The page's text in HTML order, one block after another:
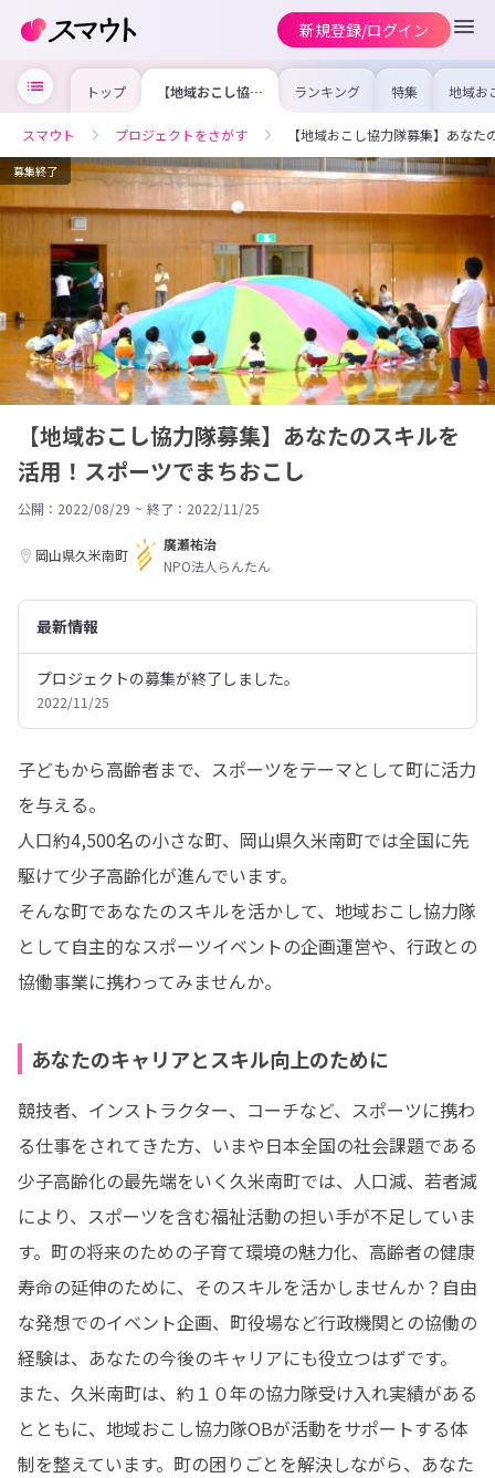
新規登録/ログイン
トップ 【地域おこし協力
隊募集】あなたの
ポーツでまちおこ
し
ランキング 特集 地域お
の求
を集め
事内容
を比較
合った
けよう
スマウト プロジェクトをさがす 【地域おこし協力隊募集】あな
募集終了
【地域おこし協力隊募集】あなたのスキルを
活用！スポーツでまちおこし
公開：2022/08/29 ~ 終了：2022/11/25
岡山県久米南町
廣瀬祐治
NPO法人らんたん
最新情報
プロジェクトの募集が終了しました。
2022/11/25
子どもから高齢者まで、スポーツをテーマとして町に活力
を与える。
人口約4,500名の小さな町、岡山県久米南町では全国に先
駆けて少子高齢化が進んでいます。
そんな町であなたのスキルを活かして、地域おこし協力隊
として自主的なスポーツイベントの企画運営や、行政との
協働事業に携わってみませんか。
あなたのキャリアとスキル向上のために
競技者、インストラクター、コーチなど、スポーツに携わ
る仕事をされてきた方、いまや日本全国の社会課題である
少子高齢化の最先端をいく久米南町では、人口減、若者減
により、スポーツを含む福祉活動の担い手が不足していま
す。町の将来のための子育て環境の魅力化、高齢者の健康
寿命の延伸のために、そのスキルを活かしませんか？自由
な発想でのイベント企画、町役場など行政機関との協働の
経験は、あなたの今後のキャリアにも役立つはずです。
また、久米南町は、約１０年の協力隊受け入れ実績がある
とともに、地域おこし協力隊OBが活動をサポートする体
制を整えています。町の困りごとを解決しながら、あなた